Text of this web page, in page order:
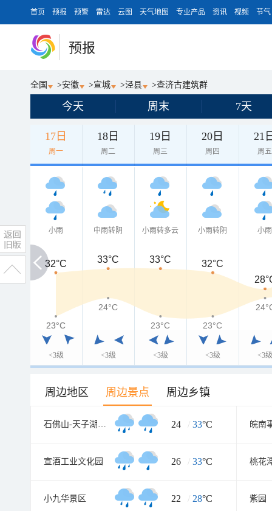
首页 预报 预警 雷达 云图 天气地图 专业产品 资讯 视频 节气
预报
全国 >安徽 >宣城 >泾县 >查济古建筑群
今天 周末 7天
17日
周一
18日
周二
19日
周三
20日
周四
21
周五
小雨
<3级
中雨转阴
<3级
小雨转多云
<3级
小雨转阴
<3级
小雨
<3级
32°C
32°C 33°C 33°C 32°C
23°C
23°C
24°C
23°C
23°C
周边地区 周边景点 周边乡镇
石佛山-天子湖旅游风景区 24 / 33°C 皖南
宣酒工业文化园 26 / 33°C 桃花
小九华景区 22 / 28°C 紫园